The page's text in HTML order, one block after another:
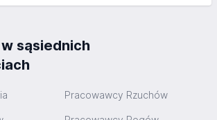
sąsiednich
Pracowawcy Rzuchów